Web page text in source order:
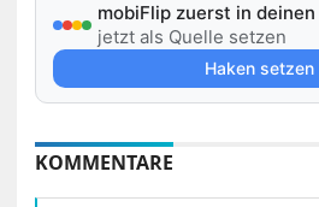
mobiFlip zuerst in
jetzt als Quelle setzen
Haken
KOMMENTARE